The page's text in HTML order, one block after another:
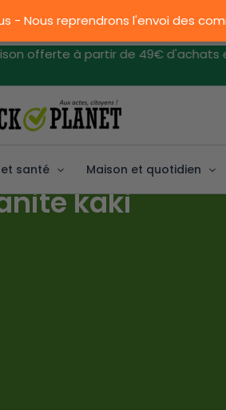
- Nous reprendrons l'envoi des
offerte à partir de 49€ d'achats
santé Maison et quotidien
kaki